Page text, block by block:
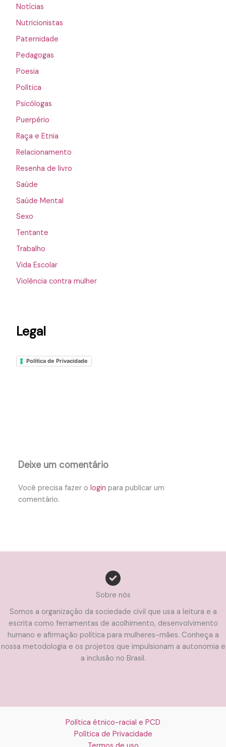
Notícias
Nutricionistas
Paternidade
Pedagogas
Poesia
Política
Psicólogas
Puerpério
Raça e Etnia
Relacionamento
Resenha de livro
Saúde
Saúde Mental
Sexo
Tentante
Trabalho
Vida Escolar
Violência contra mulher
Legal
Política de Privacidade
Deixe um comentário
Você precisa fazer ologin para publicar um
comentário.
Sobre nós
Somos a organização da sociedade civil que usa a leitura e a
escrita como ferramentas de acolhimento, desenvolvimento
humano e afirmação política para mulheres-mães. Conheça a
nossa metodologia e os projetos que impulsionam a autonomia e
a inclusão no Brasil.
Política étnico-racial e PCD
Política de Privacidade